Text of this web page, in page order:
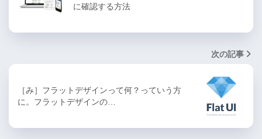
に確認する方法
次の記事
［み］フラットデザインって何？っていう方
に。フラットデザインの…